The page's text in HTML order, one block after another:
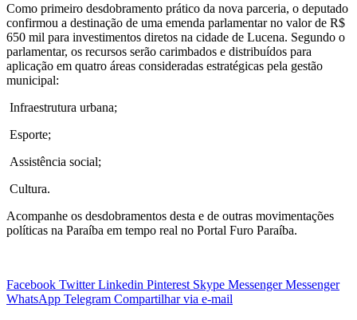
Como primeiro desdobramento prático da nova parceria, o deputado
confirmou a destinação de uma emenda parlamentar no valor de R$
650 mil para investimentos diretos na cidade de Lucena. Segundo o
parlamentar, os recursos serão carimbados e distribuídos para
aplicação em quatro áreas consideradas estratégicas pela gestão
municipal:
Infraestrutura urbana;
Esporte;
Assistência social;
Cultura.
Acompanhe os desdobramentos desta e de outras movimentações
políticas na Paraíba em tempo real no Portal Furo Paraíba.
Facebook Twitter Linkedin Pinterest Skype Messenger Messenger
WhatsApp Telegram Compartilhar via e-mail